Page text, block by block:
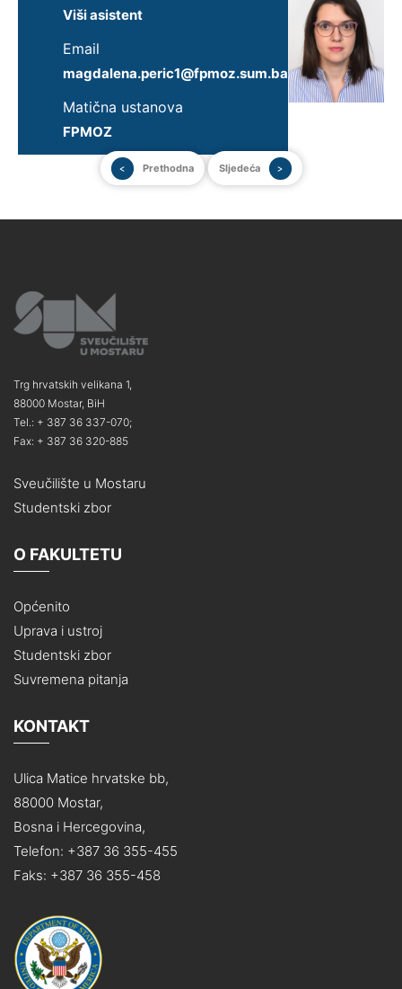
Viši asistent
Email
magdalena.peric1@fpmoz.sum.ba
Matična ustanova
FPMOZ
Prethodna Sljedeća
Trg hrvatskih velikana 1,
88000 Mostar, BiH
Tel.: + 387 36 337-070;
Fax: + 387 36 320-885
Sveučilište u Mostaru
Studentski zbor
O FAKULTETU
Općenito
Uprava i ustroj
Studentski zbor
Suvremena pitanja
KONTAKT
Ulica Matice hrvatske bb,
88000 Mostar,
Bosna i Hercegovina,
Telefon: +387 36 355-455
Faks: +387 36 355-458